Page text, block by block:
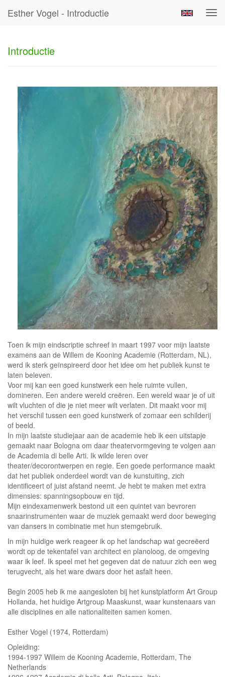
Esther Vogel - Introductie
Introductie
Toen ik mijn eindscriptie schreef in maart 1997 voor mijn laatste
examens aan de Willem de Kooning Academie (Rotterdam, NL),
werd ik sterk geïnspireerd door het idee om het publiek kunst te
laten beleven.
Voor mij kan een goed kunstwerk een hele ruimte vullen,
domineren. Een andere wereld creëren. Een wereld waar je of uit
wilt vluchten of die je niet meer wilt verlaten. Dit maakt voor mij
het verschil tussen een goed kunstwerk of zomaar een schilderij
of beeld.
In mijn laatste studiejaar aan de academie heb ik een uitstapje
gemaakt naar Bologna om daar theatervormgeving te volgen aan
de Academia di belle Arti. Ik wilde leren over
theater/decorontwerpen en regie. Een goede performance maakt
dat het publiek onderdeel wordt van de kunstuiting, zich
identificeert of juist afstand neemt. Je hebt te maken met extra
dimensies: spanningsopbouw en tijd.
Mijn eindexamenwerk bestond uit een quintet van bevroren
snaarinstrumenten waar de muziek gemaakt werd door beweging
van dansers in combinatie met hun stemgebruik.
In mijn huidige werk reageer ik op het landschap wat gecreëerd
wordt op de tekentafel van architect en planoloog, de omgeving
waar ik leef. Ik speel met het gegeven dat de natuur zich een weg
terugvecht, als het ware dwars door het asfalt heen.
Begin 2005 heb ik me aangesloten bij het kunstplatform Art Group
Hollanda, het huidige Artgroup Maaskunst, waar kunstenaars van
alle disciplines en alle nationaliteiten samen komen.
Esther Vogel (1974, Rotterdam)
Opleiding:
1994-1997 Willem de Kooning Academie, Rotterdam, The
Netherlands